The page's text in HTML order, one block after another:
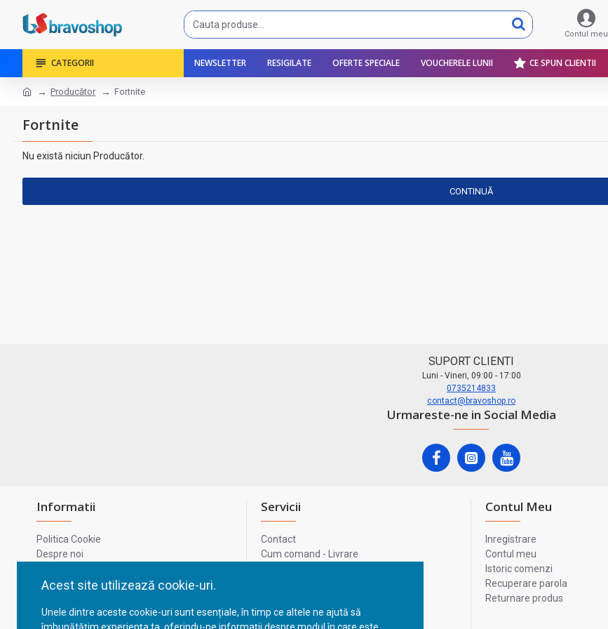
Acest site utilizează cookie-uri.
Unele dintre aceste cookie-uri sunt esențiale, în timp ce altele ne ajută să
Contul meu
CATEGORII NEWSLETTER RESIGILATE OFERTE SPECIALE VOUCHERELE LUNII CE SPUN CLIENTII
Producător Fortnite
Fortnite
Nu există niciun Producător.
CONTINUĂ
SUPORT CLIENTI
Luni - Vineri, 09:00 - 17:00
0735214833
contact@bravoshop.ro
Urmareste-ne in Social Media
Informatii
Politica Cookie
Despre noi
Confidentialitate
GDPR - Datele tale
Servicii
Contact
Cum comand - Livrare
ANPC
Contul Meu
Inregistrare
Contul meu
Istoric comenzi
Recuperare parola
Returnare produs